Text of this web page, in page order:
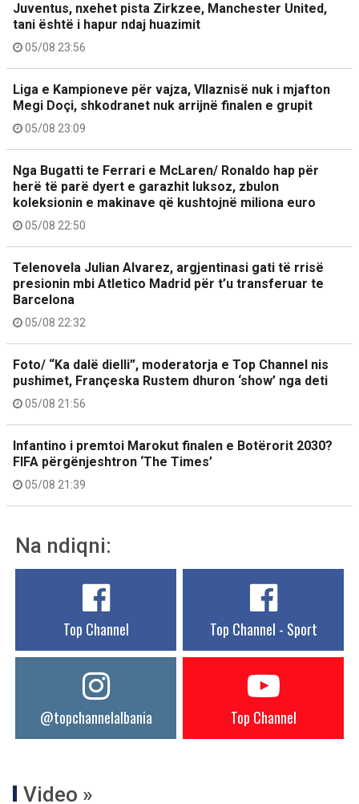
Juventus, nxehet pista Zirkzee, Manchester United,
tani është i hapur ndaj huazimit
05/08 23:56
Liga e Kampioneve për vajza, Vllaznisë nuk i mjafton
Megi Doçi, shkodranet nuk arrijnë finalen e grupit
05/08 23:09
Nga Bugatti te Ferrari e McLaren/ Ronaldo hap për
herë të parë dyert e garazhit luksoz, zbulon
koleksionin e makinave që kushtojnë miliona euro
05/08 22:50
Telenovela Julian Alvarez, argjentinasi gati të rrisë
presionin mbi Atletico Madrid për t’u transferuar te
Barcelona
05/08 22:32
Foto/ “Ka dalë dielli”, moderatorja e Top Channel nis
pushimet, Françeska Rustem dhuron ‘show’ nga deti
05/08 21:56
Infantino i premtoi Marokut finalen e Botërorit 2030?
FIFA përgënjeshtron ‘The Times’
05/08 21:39
Na ndiqni:
Top Channel Top Channel - Sport
@topchannelalbania Top Channel
Video »